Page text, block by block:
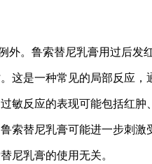
。鲁索替尼乳膏用过后发
这是一种常见的局部反应，
敏反应的表现可能包括红肿
替尼乳膏可能进一步刺激
尼乳膏的使用无关。